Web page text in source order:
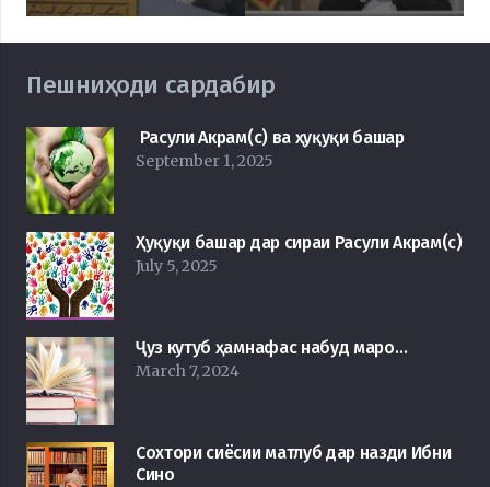
Пешниҳоди сардабир
Расули Акрам(с) ва ҳуқуқи башар
September 1, 2025
Ҳуқуқи башар дар сираи Расули Акрам(с)
July 5, 2025
Ҷуз кутуб ҳамнафас набуд маро…
March 7, 2024
Сохтори сиёсии матлуб дар назди Ибни
Сино